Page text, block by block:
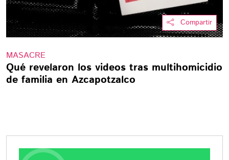
Compartir
MASACRE
Qué revelaron los videos tras multihomicidio
de familia en Azcapotzalco